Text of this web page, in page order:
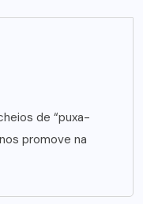
de “puxa-
promove na